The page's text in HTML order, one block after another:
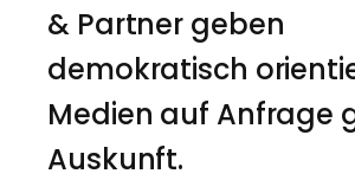
& Partner geben
demokratisch
Medien auf Anfrage
Auskunft.